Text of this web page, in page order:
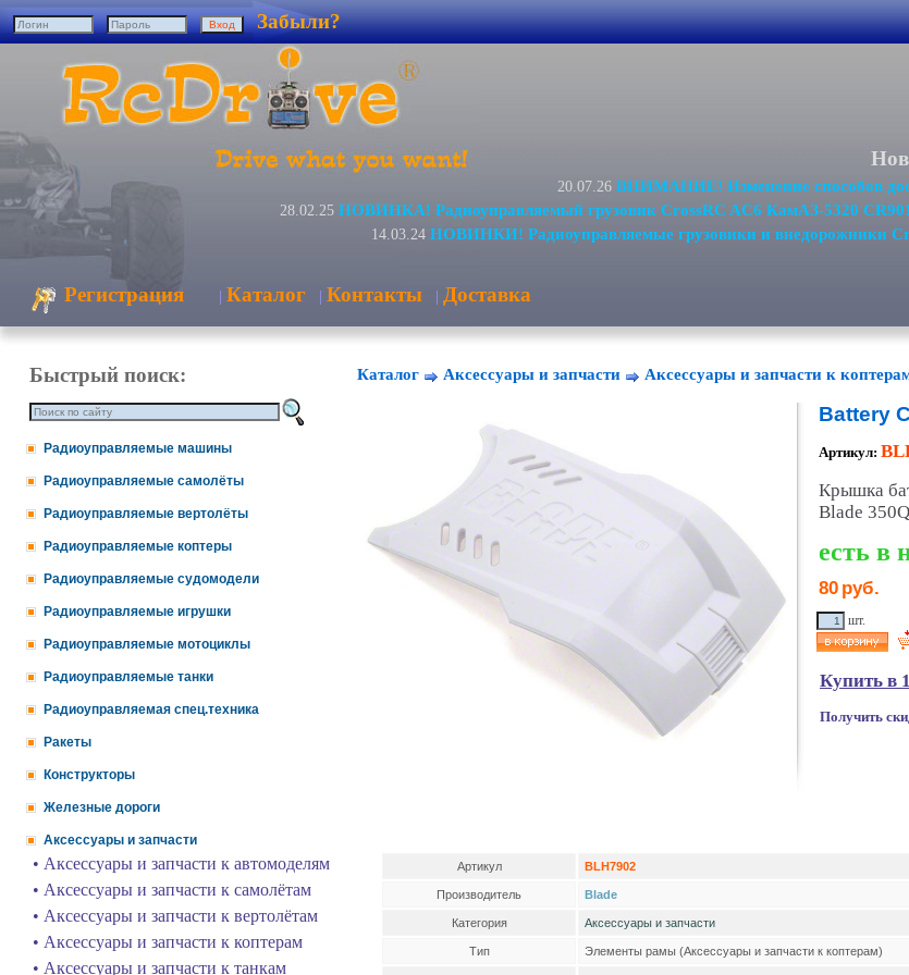
Забыли?
20.07.26 ВНИМАНИЕ! Изменение способов
28.02.25 НОВИНКА! Радиоуправляемый грузовик CrossRC AC6 КамАЗ-5320
14.03.24 НОВИНКИ! Радиоуправляемые грузовики и внедорожники
Регистрация | Каталог | Контакты | Доставка
Быстрый поиск:
Радиоуправляемые машины
Радиоуправляемые самолёты
Радиоуправляемые вертолёты
Радиоуправляемые коптеры
Радиоуправляемые судомодели
Радиоуправляемые игрушки
Радиоуправляемые мотоциклы
Радиоуправляемые танки
Радиоуправляемая спец.техника
Ракеты
Конструкторы
Железные дороги
Аксессуары и запчасти
• Аксессуары и запчасти к автомоделям
• Аксессуары и запчасти к самолётам
• Аксессуары и запчасти к вертолётам
• Аксессуары и запчасти к коптерам
• Аксессуары и запчасти к танкам
Каталог Аксессуары и запчасти Аксессуары и запчасти к
Battery
Артикул:
Крышка
Blade
есть в
80 руб.
шт.
Купить в
Получить
Артикул BLH7902
Производитель Blade
Категория Аксессуары и запчасти
Тип Элементы рамы (Аксессуары и запчасти к коптерам)